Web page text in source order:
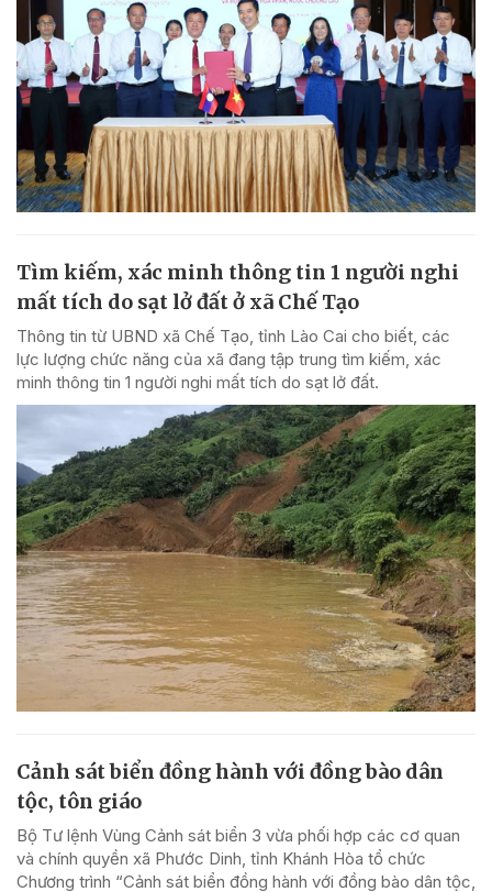
Tìm kiếm, xác minh thông tin 1 người nghi
mất tích do sạt lở đất ở xã Chế Tạo
Thông tin từ UBND xã Chế Tạo, tỉnh Lào Cai cho biết, các
lực lượng chức năng của xã đang tập trung tìm kiếm, xác
minh thông tin 1 người nghi mất tích do sạt lở đất.
Cảnh sát biển đồng hành với đồng bào dân
tộc, tôn giáo
Bộ Tư lệnh Vùng Cảnh sát biển 3 vừa phối hợp các cơ quan
và chính quyền xã Phước Dinh, tỉnh Khánh Hòa tổ chức
Chương trình “Cảnh sát biển đồng hành với đồng bào dân tộc,